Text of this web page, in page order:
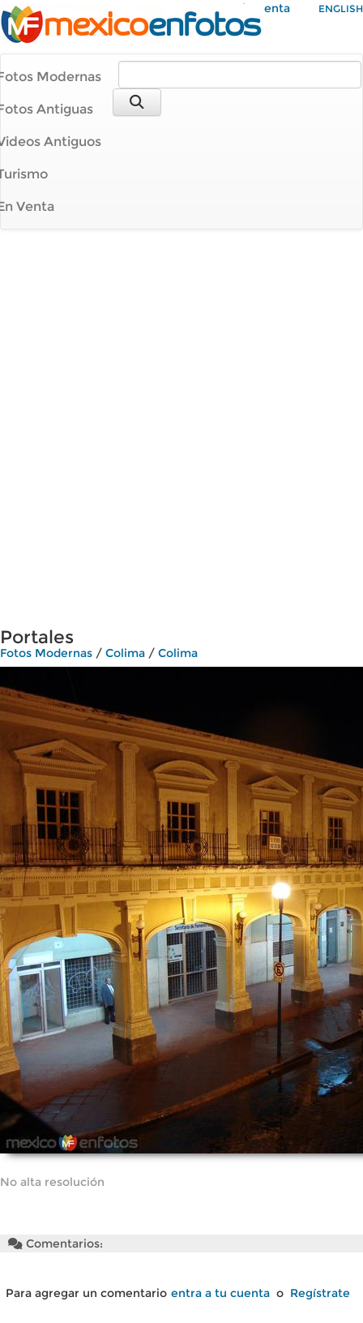
Mi Cuenta ENGLISH
Modernas
Antiguas
Antiguos
Venta
Portales
Fotos Modernas / Colima / Colima
No alta resolución
Comentarios:
Para agregar un comentario entra a tu cuenta o Regístrate